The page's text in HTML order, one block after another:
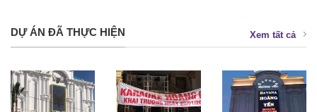
DỰ ÁN ĐÃ THỰC HIỆN Xem tất cả